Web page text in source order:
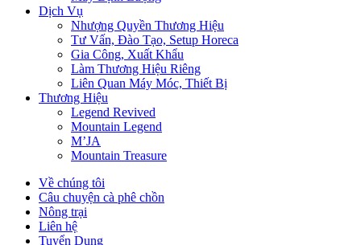
Dịch Vụ
Nhượng Quyền Thương Hiệu
Tư Vấn, Đào Tạo, Setup Horeca
Gia Công, Xuất Khẩu
Làm Thương Hiệu Riêng
Liên Quan Máy Móc, Thiết Bị
Thương Hiệu
Legend Revived
Mountain Legend
M’JA
Mountain Treasure
Về chúng tôi
Câu chuyện cà phê chồn
Nông trại
Liên hệ
Tuyển Dụng